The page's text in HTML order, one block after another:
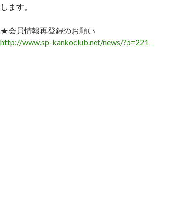
します。
★会員情報再登録のお願い
http://www.sp-kankoclub.net/news/?p=221